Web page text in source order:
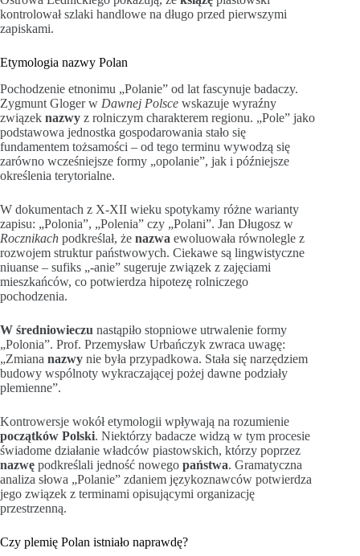
kontrolował szlaki handlowe na długo przed pierwszymi
zapiskami.
Etymologia nazwy Polan
Pochodzenie etnonimu „Polanie” od lat fascynuje badaczy.
Zygmunt Gloger w Dawnej Polsce wskazuje wyraźny
związek nazwy z rolniczym charakterem regionu. „Pole” jako
podstawowa jednostka gospodarowania stało się
fundamentem tożsamości – od tego terminu wywodzą się
zarówno wcześniejsze formy „opolanie”, jak i późniejsze
określenia terytorialne.
W dokumentach z X-XII wieku spotykamy różne warianty
zapisu: „Polonia”, „Polenia” czy „Polani”. Jan Długosz w
Rocznikach podkreślał, że nazwa ewoluowała równolegle z
rozwojem struktur państwowych. Ciekawe są lingwistyczne
niuanse – sufiks „-anie” sugeruje związek z zajęciami
mieszkańców, co potwierdza hipotezę rolniczego
pochodzenia.
W średniowieczu nastąpiło stopniowe utrwalenie formy
„Polonia”. Prof. Przemysław Urbańczyk zwraca uwagę:
„Zmiana nazwy nie była przypadkowa. Stała się narzędziem
budowy wspólnoty wykraczającej pożej dawne podziały
plemienne”.
Kontrowersje wokół etymologii wpływają na rozumienie
początków Polski. Niektórzy badacze widzą w tym procesie
świadome działanie władców piastowskich, którzy poprzez
nazwę podkreślali jedność nowego państwa. Gramatyczna
analiza słowa „Polanie” zdaniem językoznawców potwierdza
jego związek z terminami opisującymi organizację
przestrzenną.
Czy plemię Polan istniało naprawdę?